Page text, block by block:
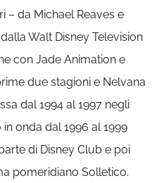
– da Michael Reaves e
Walt Disney Television
con Jade Animation e
due stagioni e Nelvana
dal 1994 al 1997 negli
onda dal 1996 al 1999
di Disney Club e poi
pomeridiano Solletico.